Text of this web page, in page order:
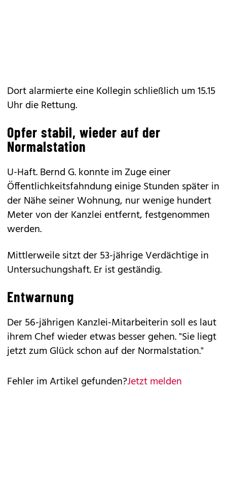
Dort alarmierte eine Kollegin schließlich um 15.15
Uhr die Rettung.
Opfer stabil, wieder auf der
Normalstation
U-Haft. Bernd G. konnte im Zuge einer
Öffentlichkeitsfahndung einige Stunden später in
der Nähe seiner Wohnung, nur wenige hundert
Meter von der Kanzlei entfernt, festgenommen
werden.
Mittlerweile sitzt der 53-jährige Verdächtige in
Untersuchungshaft. Er ist geständig.
Entwarnung
Der 56-jährigen Kanzlei-Mitarbeiterin soll es laut
ihrem Chef wieder etwas besser gehen. "Sie liegt
jetzt zum Glück schon auf der Normalstation."
Fehler im Artikel gefunden?Jetzt melden